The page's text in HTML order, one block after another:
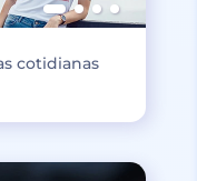
cotidianas